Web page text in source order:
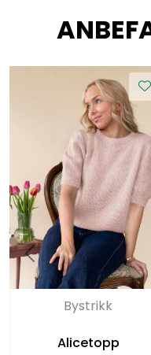
Bystrikk
Alicetopp